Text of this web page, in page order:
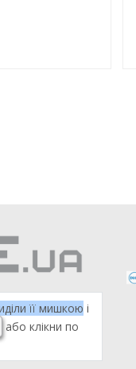
її мишкою і
або клікни по